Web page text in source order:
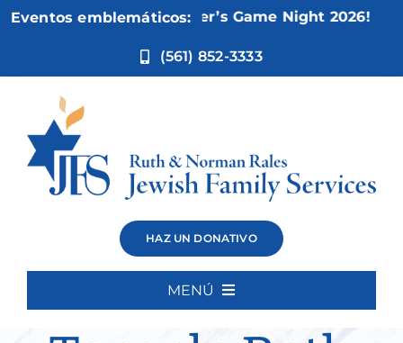
Eventos emblemáticos:
Nov 5:Not Your Mother’s Game Night 2026!
(561) 852-3333
HAZ UN DONATIVO
MENÚ
Inicio
Bereavement
Group –